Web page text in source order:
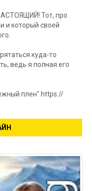
Тот, про
и который своей
куда-то
ведь я полная его
плен" https://